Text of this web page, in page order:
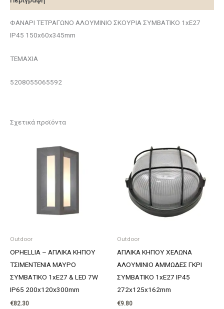
ΦΑΝΑΡΙ ΤΕΤΡΑΓΩΝΟ ΑΛΟΥΜΙΝΙΟ ΣΚΟΥΡΙΑ ΣΥΜΒΑΤΙΚΟ 1xE27
IP45 150x60x345mm
ΤΕΜΑΧΙΑ
5208055065592
Σχετικά προϊόντα
Outdoor
OPHELLIA – ΑΠΛΙΚΑ ΚΗΠΟΥ
ΤΣΙΜΕΝΤΕΝΙΑ ΜΑΥΡΟ
ΣΥΜΒΑΤΙΚΟ 1xΕ27 & LED 7W
IP65 200x120x300mm
€82.30
Outdoor
ΑΠΛΙΚΑ ΚΗΠΟΥ ΧΕΛΩΝΑ
ΑΛΟΥΜΙΝΙΟ ΑΜΜΩΔΕΣ ΓΚΡΙ
ΣΥΜΒΑΤΙΚΟ 1xE27 IP45
272x125x162mm
€9.80